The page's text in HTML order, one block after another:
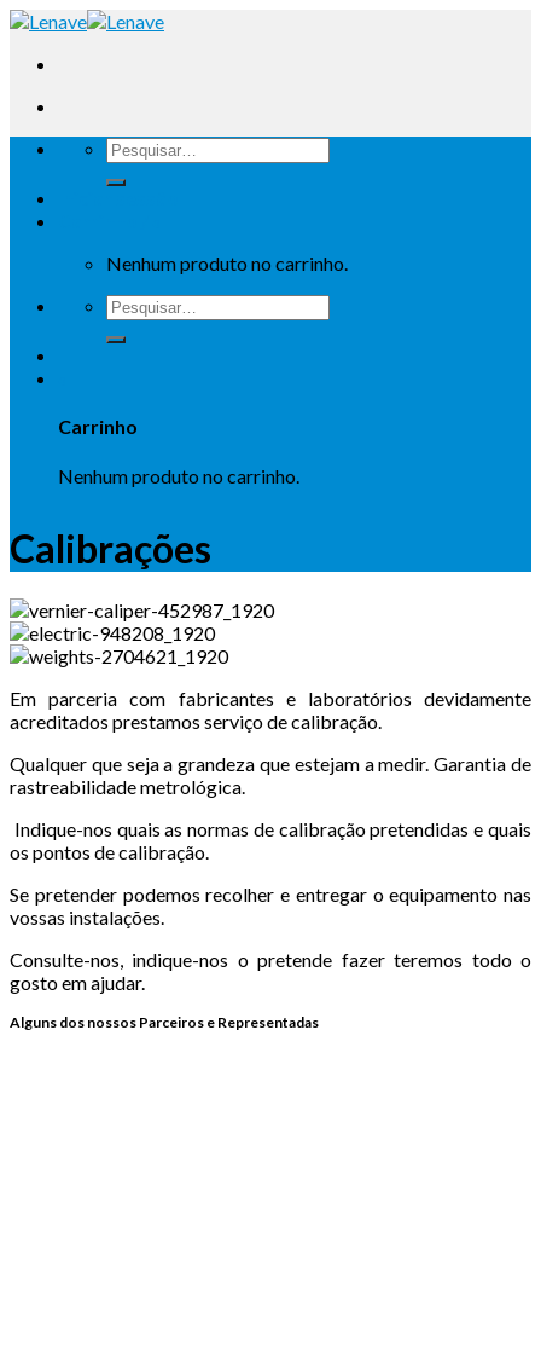
Nenhum produto no carrinho.
Carrinho
Nenhum produto no carrinho.
Calibrações
Em parceria com fabricantes e laboratórios devidamente
acreditados prestamos serviço de calibração.
Qualquer que seja a grandeza que estejam a medir. Garantia de
rastreabilidade metrológica.
Indique-nos quais as normas de calibração pretendidas e quais
os pontos de calibração.
Se pretender podemos recolher e entregar o equipamento nas
vossas instalações.
Consulte-nos, indique-nos o pretende fazer teremos todo o
gosto em ajudar.
Alguns dos nossos Parceiros e Representadas